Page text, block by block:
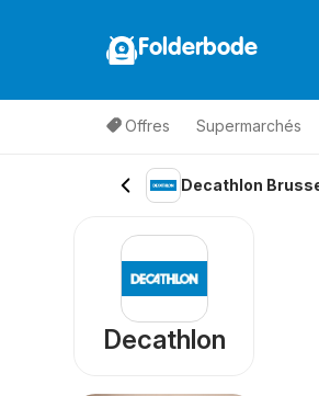
Folderbode
Offres Supermarchés
Decathlon
Decathlon